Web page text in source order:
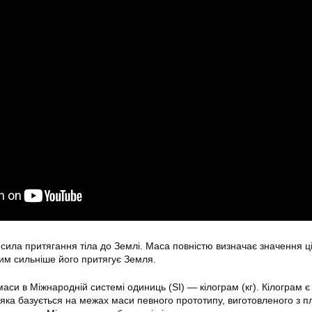
притягання тіла до Землі. Маса повністю визначає значення
сильніше його притягує Земля.
в Міжнародній системі одиниць (SI) — кілограм (кг). Кілограм є
базується на межах маси певного прототипу, виготовленого з